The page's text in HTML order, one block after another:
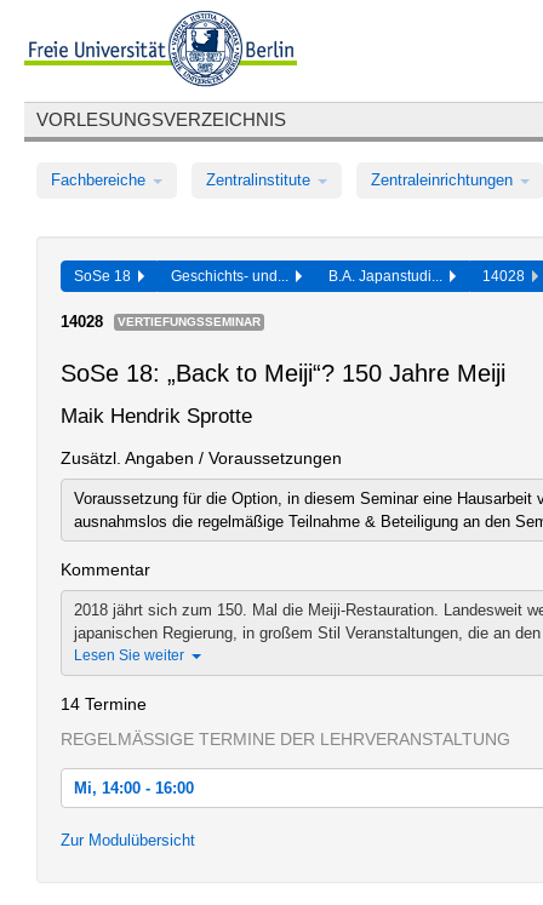
VORLESUNGSVERZEICHNIS
Fachbereiche Zentralinstitute Zentraleinrichtungen
SoSe 18 Geschichts- und... B.A. Japanstudi... 14028
14028 VERTIEFUNGSSEMINAR
SoSe 18: „Back to Meiji“? 150 Jahre Meiji
Maik Hendrik Sprotte
Zusätzl. Angaben / Voraussetzungen
Voraussetzung für die Option, in diesem Seminar eine Hausarbeit
ausnahmslos die regelmäßige Teilnahme & Beteiligung an den
Kommentar
2018 jährt sich zum 150. Mal die Meiji-Restauration. Landesweit
japanischen Regierung, in großem Stil Veranstaltungen, die an
Lesen Sie weiter
14 Termine
REGELMÄSSIGE TERMINE DER LEHRVERANSTALTUNG
Mi, 14:00 - 16:00
Zur Modulübersicht